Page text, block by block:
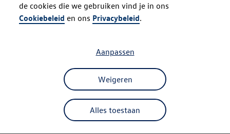
de cookies die we gebruiken vind je in ons
Cookiebeleid en ons Privacybeleid.
Alles toestaan
Weigeren
Aanpassen
Oops!
Something went wrong. Please try
refreshing the app
Refresh